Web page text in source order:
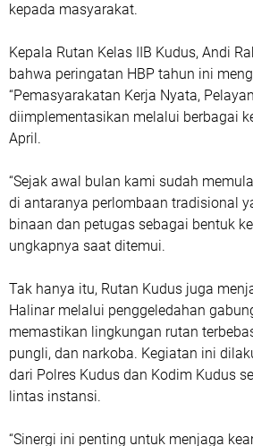
kepada masyarakat.
Kepala Rutan Kelas IIB Kudus, Andi
bahwa peringatan HBP tahun ini
“Pemasyarakatan Kerja Nyata,
diimplementasikan melalui berbagai
April.
“Sejak awal bulan kami sudah
di antaranya perlombaan tradisional
binaan dan petugas sebagai bentuk
ungkapnya saat ditemui.
Tak hanya itu, Rutan Kudus juga
Halinar melalui penggeledahan
memastikan lingkungan rutan
pungli, dan narkoba. Kegiatan ini
dari Polres Kudus dan Kodim Kudus
lintas instansi.
“Sinergi ini penting untuk menjaga